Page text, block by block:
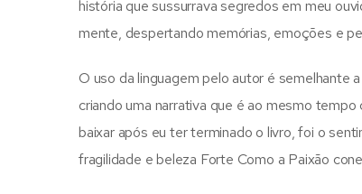
história que sussurrava segredos em meu
mente, despertando memórias, emoções e
O uso da linguagem pelo autor é semelhante
criando uma narrativa que é ao mesmo
baixar após eu ter terminado o livro, foi o
fragilidade e beleza Forte Como a Paixão